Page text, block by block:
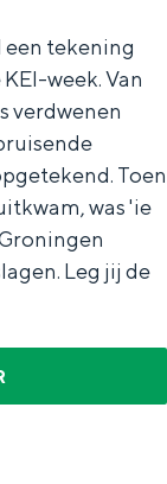
een tekening
week. Van
verdwenen
Toen
was 'ie
Leg jij de